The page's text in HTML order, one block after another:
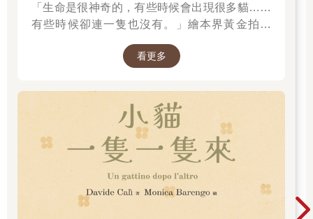
上。你踩到鬆動的石塊滑倒，腳踝輕微扭到，一臉生氣，又像悶
悶不樂，咕噥了一下，轉身看看那堆石塊，接著一語不發繼續
走。我不是特別注意你的所作所為，只不過近來，『觀察』已經
經的痕跡（所以我才明白你還想著那些石塊），就這樣一路走到
那條名叫拉馬赫汀的小巷弄。那條巷弄的石道是試驗性地用交疊
鉚接的方法鋪設而成的。此時你面露喜色，我察覺你動了動嘴
唇，想必是輕聲發出了『固體截斷術』這個字眼，這個詞用在這
種鋪法上，相當賣弄。我知道，既然你都跟自己說了『固體截斷
術』，肯定就會聯想到原子一詞，也就會再想到伊比鳩魯的理
論。由於我們前不久才討論過這個主題，我還跟你提到，那位崇
高的希臘人的含糊猜測，在晚近的星雲天體演化學中得到證實一
事，多麼離奇，卻又鮮為人知。我覺得你會忍不住望向頭頂的獵
「生命是很神奇的，有些時候會出現很多貓……
有些時候卻連一隻也沒有。」繪本界黃金拍檔
作！繼《作家和他的狗》後，再次聯手打造動人
看更多